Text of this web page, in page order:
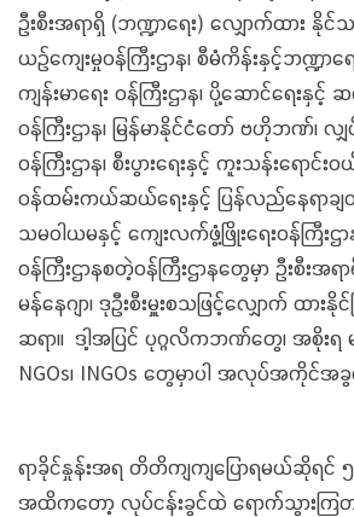
ဦးစီးအရာရှိ (ဘဏ္ဍာရေး) လျှောက်ထား နို
ယဉ်ကျေးမှုဝန်ကြီးဌာန၊ စီမံကိန်းနှင့်ဘဏ္ဍာရေ
ကျန်းမာရေး ဝန်ကြီးဌာန၊ ပို့ဆောင်ရေးနှ
ဝန်ကြီးဌာန၊ မြန်မာနိုင်ငံတော် ဗဟိုဘဏ်၊ လ
ဝန်ကြီးဌာန၊ စီးပွားရေးနှင့် ကူးသန်းရောင်း
ဝန်ထမ်းကယ်ဆယ်ရေးနှင့် ပြန်လည်နေရာချထာ
သမဝါယမနှင့် ကျေးလက်ဖွံ့ဖြိုးရေးဝန်ကြီးဌာန
ဝန်ကြီးဌာနစတဲ့ဝန်ကြီးဌာနတွေမှာ ဦးစီးအ
မန်နေဂျာ၊ ဒုဦးစီးမှူးစသဖြင့်လျှောက် ထာ
ဆရာ။ ဒါ့အပြင် ပုဂ္ဂလိကဘဏ်တွေ၊ အစို
NGOs၊ INGOs တွေမှာပါ အလုပ်အကိုင်အ
ရာခိုင်နှုန်းအရ တိတိကျကျပြောရမယ်ဆိုရင်
အထိကတော့ လုပ်ငန်းခွင်ထဲ ရောက်သွားကြတ